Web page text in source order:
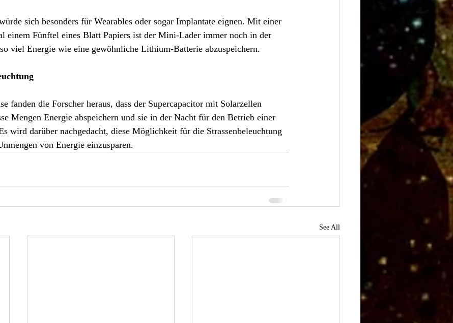
sich besonders für Wearables oder sogar Implantate eignen. Mit einer
einem Fünftel eines Blatt Papiers ist der Mini-Lader immer noch in der
viel Energie wie eine gewöhnliche Lithium-Batterie abzuspeichern.
fanden die Forscher heraus, dass der Supercapacitor mit Solarzellen
Mengen Energie abspeichern und sie in der Nacht für den Betrieb einer
wird darüber nachgedacht, diese Möglichkeit für die Strassenbeleuchtung
von Energie einzusparen.
See All